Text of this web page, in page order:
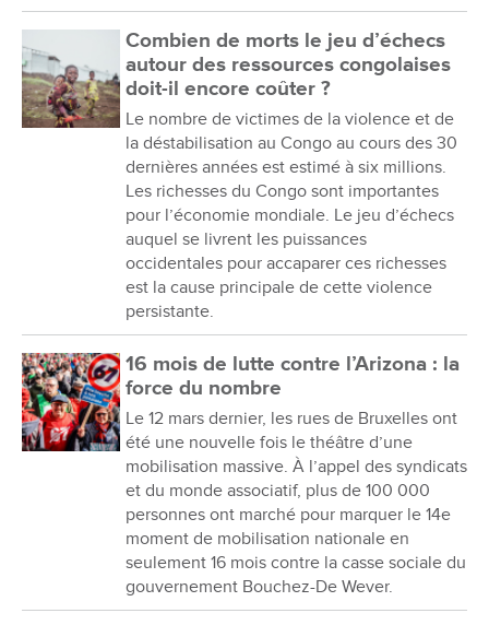
Combien de morts le jeu d’échecs
autour des ressources congolaises
doit-il encore coûter ?
Le nombre de victimes de la violence et de
la déstabilisation au Congo au cours des 30
dernières années est estimé à six millions.
Les richesses du Congo sont importantes
pour l’économie mondiale. Le jeu d’échecs
auquel se livrent les puissances
occidentales pour accaparer ces richesses
est la cause principale de cette violence
persistante.
16 mois de lutte contre l’Arizona : la
force du nombre
Le 12 mars dernier, les rues de Bruxelles ont
été une nouvelle fois le théâtre d’une
mobilisation massive. À l’appel des syndicats
et du monde associatif, plus de 100 000
personnes ont marché pour marquer le 14e
moment de mobilisation nationale en
seulement 16 mois contre la casse sociale du
gouvernement Bouchez-De Wever.